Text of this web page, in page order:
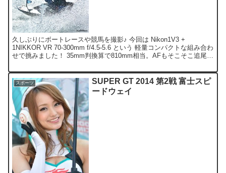
久しぶりにボートレースや競馬を撮影♪ 今回は Nikon1V3 +
1NIKKOR VR 70-300mm f/4.5-5.6 という 軽量コンパクトな組み合わ
せで挑みました！ 35mm判換算で810mm相当。AFもそこそこ追尾す
スポーツ
SUPER GT 2014 第2戦 富士スピ
ードウェイ